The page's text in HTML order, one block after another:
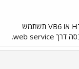
אם הCLIENT שלך הוא COM כלומר HTML או VB6 תשתמש